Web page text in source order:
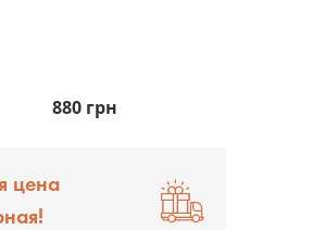
880 грн
цена